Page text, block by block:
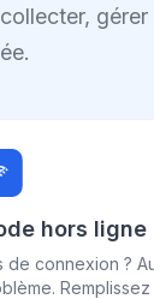
hors ligne
de connexion ?